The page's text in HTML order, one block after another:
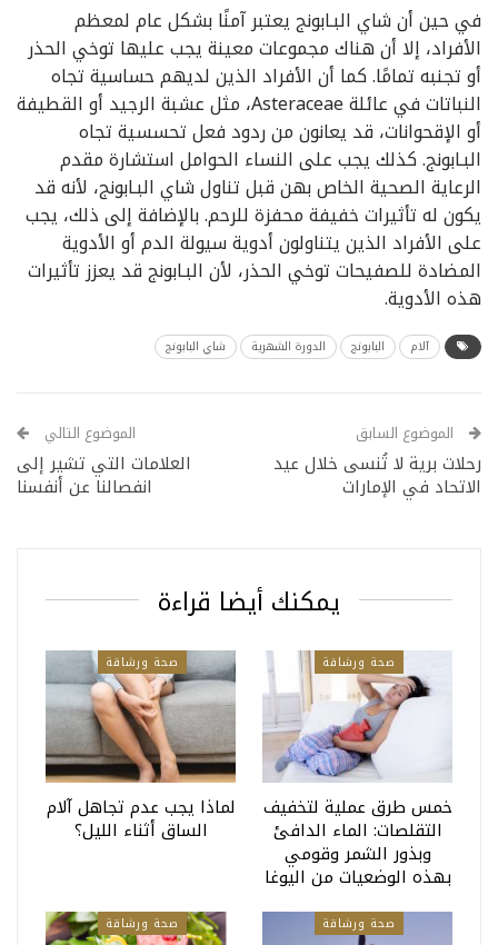
في حين أن شاي البـابونج يعتبر آمنًا بشكل عام لمعظم
الأفراد، إلا أن هناك مجموعات معينة يجب عليها توخي الحذر
أو تجنبه تمامًا. كما أن الأفراد الذين لديهم حساسية تجاه
النباتات في عائلة Asteraceae، مثل عشبة الرجيد أو القطيفة
أو الإقحوانات، قد يعانون من ردود فعل تحسسية تجاه
البـابونج. كذلك يجب على النساء الحوامل استشارة مقدم
الرعاية الصحية الخاص بهن قبل تناول شاي البـابونج، لأنه قد
يكون له تأثيرات خفيفة محفزة للرحم. بالإضافة إلى ذلك، يجب
على الأفراد الذين يتناولون أدوية سيولة الدم أو الأدوية
المضادة للصفيحات توخي الحذر، لأن البـابونج قد يعزز تأثيرات
هذه الأدوية.
آلام البابونج الدورة الشهرية شاي البابونج
الموضوع السابق
رحلات برية لا تُنسى خلال عيد
الاتحاد في الإمارات
الموضوع التالي
العلامات التي تشير إلى
انفصالنا عن أنفسنا
يمكنك أيضا قراءة
صحة ورشاقة
خمس طرق عملية لتخفيف
التقلصات: الماء الدافئ
وبذور الشمر وقومي
بهذه الوضعيات من اليوغا
صحة ورشاقة
لماذا يجب عدم تجاهل آلام
الساق أثناء الليل؟
صحة ورشاقة صحة ورشاقة